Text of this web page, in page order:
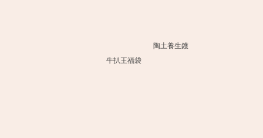
陶土養生鑊
牛扒王福袋